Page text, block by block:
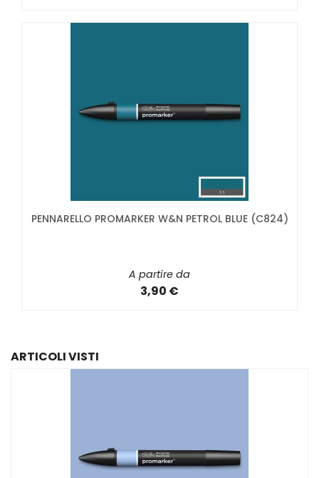
PENNARELLO PROMARKER W&N PETROL BLUE (C824)
A partire da
3,90 €
ARTICOLI VISTI